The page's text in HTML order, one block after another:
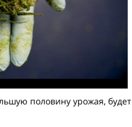
половину урожая, будет